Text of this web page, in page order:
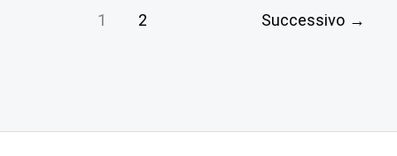
particelle
1 2 Successivo →